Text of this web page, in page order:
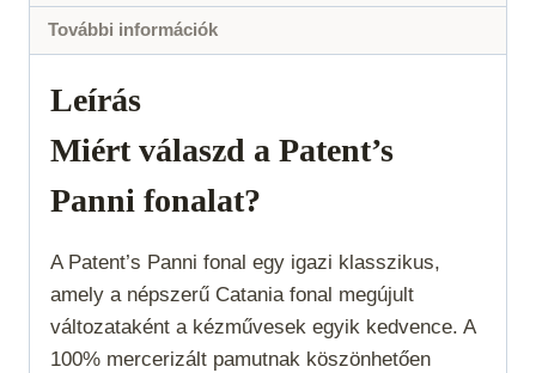
mennyiség
További információk
Leírás
Miért válaszd a Patent’s
Panni fonalat?
A Patent’s Panni fonal egy igazi klasszikus,
amely a népszerű Catania fonal megújult
változataként a kézművesek egyik kedvence. A
100% mercerizált pamutnak köszönhetően